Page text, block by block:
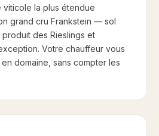
viticole la plus étendue
grand cru Frankstein — sol
des Rieslings et
Votre chauffeur vous
domaine, sans compter les